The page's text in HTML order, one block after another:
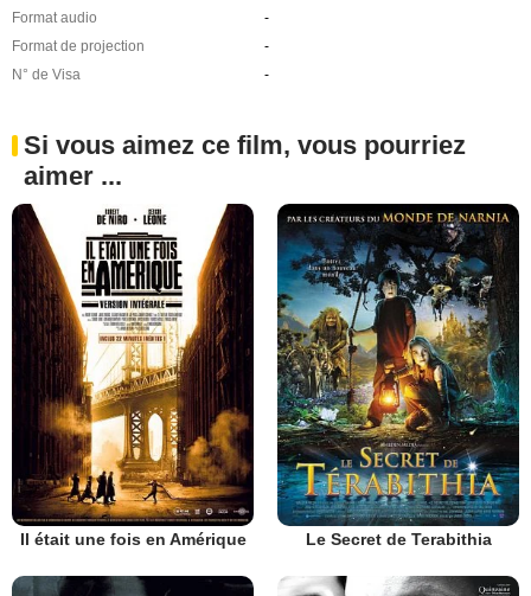
Format audio
-
Format de projection
-
N° de Visa
-
Si vous aimez ce film, vous pourriez
aimer ...
Il était une fois en Amérique Le Secret de Terabithia